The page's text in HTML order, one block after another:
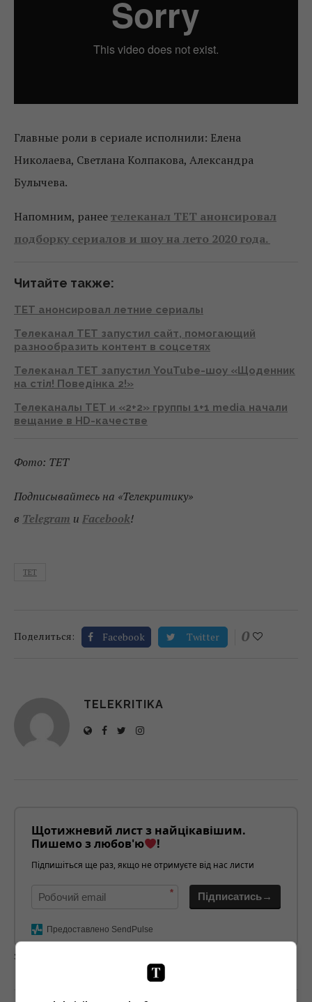
Главные роли в сериале исполнили: Елена
Николаева, Светлана Колпакова, Александра
Булычева.
Напомним, ранеетелеканал ТЕТ анонсировал
подборку сериалов и шоу на лето 2020 года.
Читайте также:
ТЕТ анонсировал летние сериалы
Телеканал ТЕТ запустил сайт, помогающий
разнообразить контент в соцсетях
Телеканал ТЕТ запустил YouTube-шоу «Щоденник
на стіл! Поведінка 2!»
Телеканалы ТЕТ и «2+2» группы 1+1 media начали
вещание в HD-качестве
Фото: ТЕТ
Подписывайтесь на «Телекритику»
в Telegram и Facebook!
ТЕТ
Поделиться: Facebook Twitter 0
TELEKRITIKA
Щотижневий лист з найцікавішим.
Пишемо з любов'ю
!
Підпишіться ще раз, якщо не отримуєте від нас листи
* Підписатись→
Предоставлено SendPulse
загрузка...